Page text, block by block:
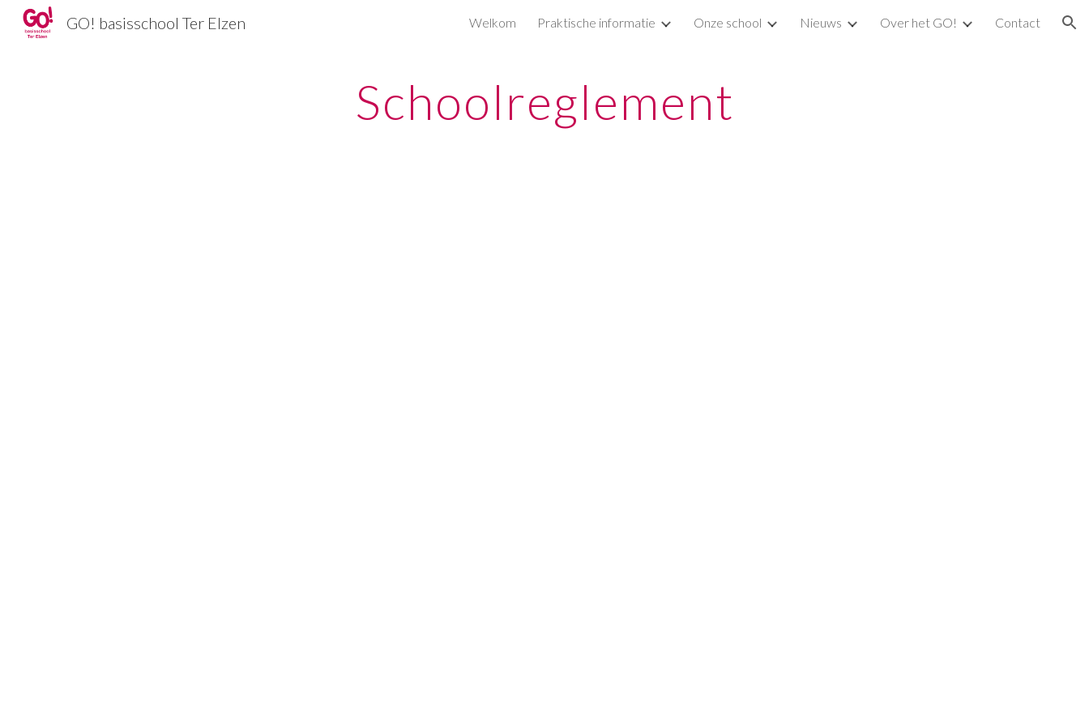
Skip to navigation
GO! basisschool Ter Elzen Welkom Praktische informatie Onze school Nieuws Over het GO! Contact
Schoolreglement